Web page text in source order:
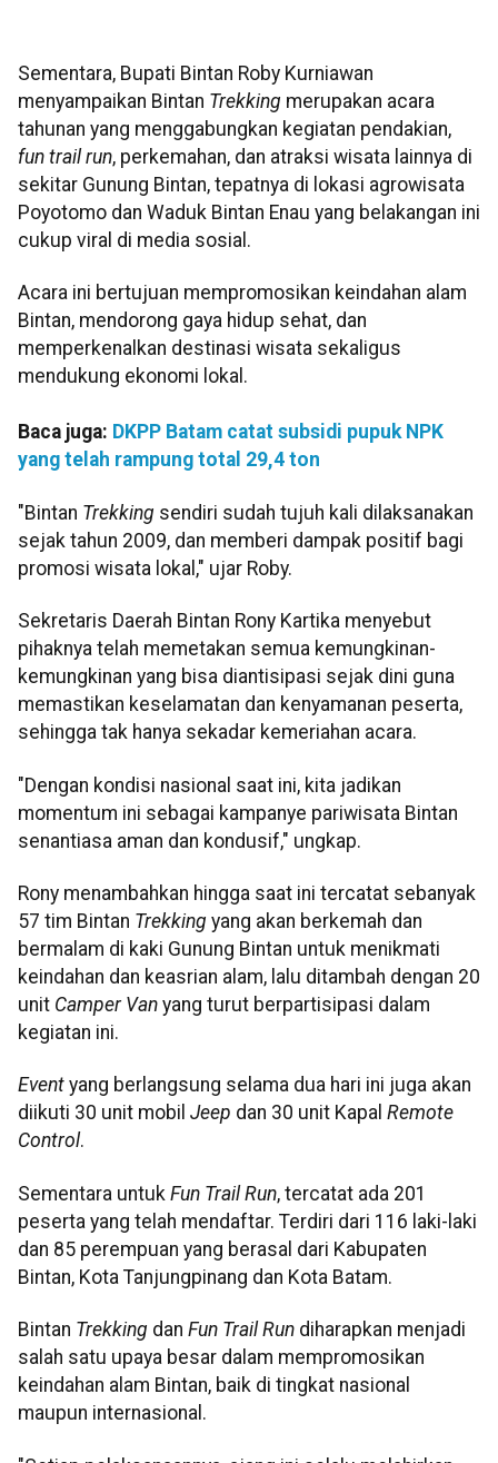
Sementara, Bupati Bintan Roby Kurniawan
menyampaikan Bintan Trekking merupakan acara
tahunan yang menggabungkan kegiatan pendakian,
fun trail run, perkemahan, dan atraksi wisata lainnya di
sekitar Gunung Bintan, tepatnya di lokasi agrowisata
Poyotomo dan Waduk Bintan Enau yang belakangan ini
cukup viral di media sosial.
Acara ini bertujuan mempromosikan keindahan alam
Bintan, mendorong gaya hidup sehat, dan
memperkenalkan destinasi wisata sekaligus
mendukung ekonomi lokal.
Baca juga: DKPP Batam catat subsidi pupuk NPK
yang telah rampung total 29,4 ton
"Bintan Trekking sendiri sudah tujuh kali dilaksanakan
sejak tahun 2009, dan memberi dampak positif bagi
promosi wisata lokal," ujar Roby.
Sekretaris Daerah Bintan Rony Kartika menyebut
pihaknya telah memetakan semua kemungkinan-
kemungkinan yang bisa diantisipasi sejak dini guna
memastikan keselamatan dan kenyamanan peserta,
sehingga tak hanya sekadar kemeriahan acara.
"Dengan kondisi nasional saat ini, kita jadikan
momentum ini sebagai kampanye pariwisata Bintan
senantiasa aman dan kondusif," ungkap.
Rony menambahkan hingga saat ini tercatat sebanyak
57 tim Bintan Trekking yang akan berkemah dan
bermalam di kaki Gunung Bintan untuk menikmati
keindahan dan keasrian alam, lalu ditambah dengan 20
unit Camper Van yang turut berpartisipasi dalam
kegiatan ini.
Event yang berlangsung selama dua hari ini juga akan
diikuti 30 unit mobil Jeep dan 30 unit Kapal Remote
Control.
Sementara untuk Fun Trail Run, tercatat ada 201
peserta yang telah mendaftar. Terdiri dari 116 laki-laki
dan 85 perempuan yang berasal dari Kabupaten
Bintan, Kota Tanjungpinang dan Kota Batam.
Bintan Trekking dan Fun Trail Run diharapkan menjadi
salah satu upaya besar dalam mempromosikan
keindahan alam Bintan, baik di tingkat nasional
maupun internasional.